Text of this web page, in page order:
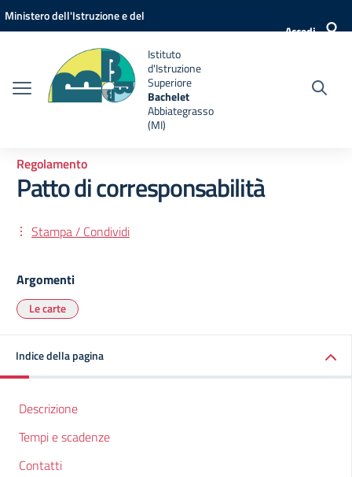
Vai ai contenuti
Vai al menu di navigazione
Vai al footer
Ministero dell'Istruzione e del
Accedi
Istituto
d'Istruzione
Superiore
Bachelet
Abbiategrasso
(MI)
Regolamento
Patto di corresponsabilità
Stampa / Condividi
Argomenti
Le carte
Indice della pagina
Descrizione
Tempi e scadenze
Contatti